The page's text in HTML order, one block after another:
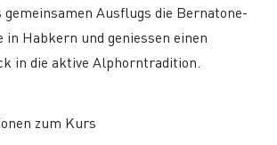
gemeinsamen Ausflugs die Bernatone-
Habkern und geniessen einen
in die aktive Alphorntradition.
zum Kurs